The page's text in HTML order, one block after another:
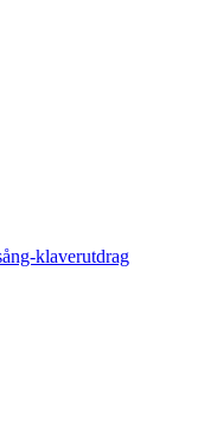
klaverutdrag